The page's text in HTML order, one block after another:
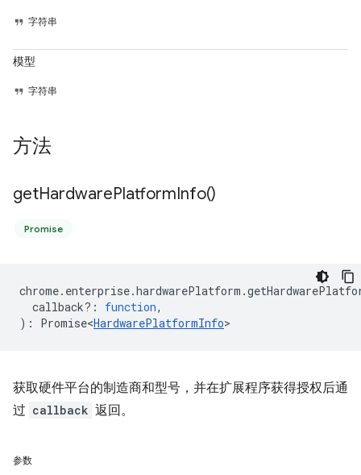
字符串
模型
字符串
方法
getHardwarePlatformInfo()
Promise
chrome. enterprise.hardwarePlatform .
callback? : function,
) : Promise<HardwarePlatformInfo>
获取硬件平台的制造商和型号，并在扩展程序获得授权后通
过 callback 返回。
参数